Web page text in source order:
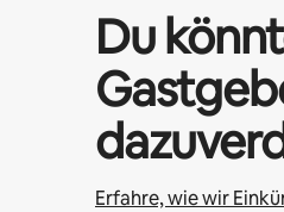
Du
Erfahre, wie wir